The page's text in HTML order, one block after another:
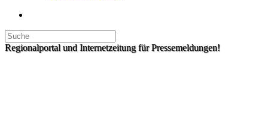
Regionalportal und Internetzeitung für Pressemeldungen!